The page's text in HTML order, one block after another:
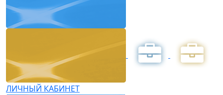
ЛИЧНЫЙ КАБИНЕТ